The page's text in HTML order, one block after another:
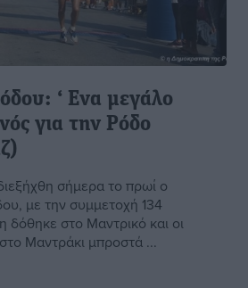
‘ Eνα μεγάλο
για την Ρόδο
σήμερα το πρωί ο
με την συμμετοχή 134
δόθηκε στο Μαντρικό και οι
Μαντράκι μπροστά ...